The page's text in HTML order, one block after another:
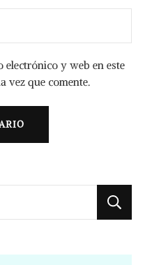
electrónico y web en este
vez que comente.